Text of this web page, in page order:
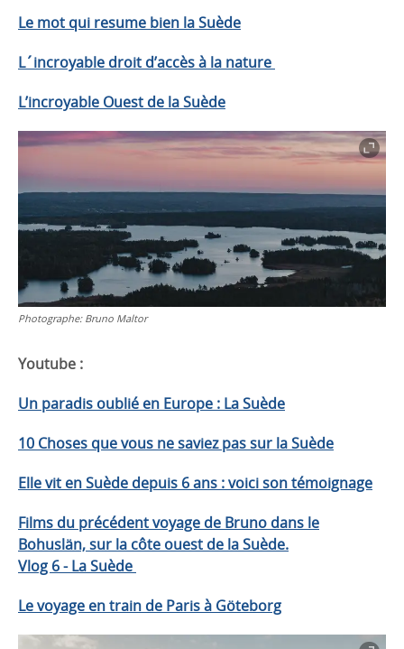
Le mot qui resume bien la Suède
L´incroyable droit d’accès à la nature
L’incroyable Ouest de la Suède
Photographe: Bruno Maltor
Youtube :
Un paradis oublié en Europe : La Suède
10 Choses que vous ne saviez pas sur la Suède
Elle vit en Suède depuis 6 ans : voici son témoignage
Films du précédent voyage de Bruno dans le
Bohuslän, sur la côte ouest de la Suède.
Vlog 6 - La Suède
Le voyage en train de Paris à Göteborg